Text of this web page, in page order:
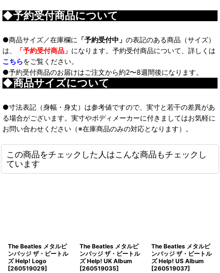
◆予約受付商品について
●商品サイズ／在庫欄に 「予約受付中」 の表記のある商品（サイズ）
は、
「予約受付商品」 になります。予約受付商品について、詳しくは
こちらをご覧ください。
●予約受付商品のお届けはご注文から約2〜8週間後になります。
◆商品サイズについて
●寸法表記（身幅・身丈）は参考値ですので、実寸と若干の差異があ
る場合がございます。実寸やボディメーカーに付きましてはお気軽に
お問い合わせください（※在庫商品のみの対応となります）。
この商品をチェックした人はこんな商品もチェックし
ています
The Beatles メタルピ
ンバッジ ザ・ビートル
ズ Help! Logo
[260519029]
The Beatles メタルピ
ンバッジ ザ・ビートル
ズ Help! UK Album
[260519035]
The Beatles メタルピ
ンバッジ ザ・ビートル
ズ Help! US Album
[260519037]